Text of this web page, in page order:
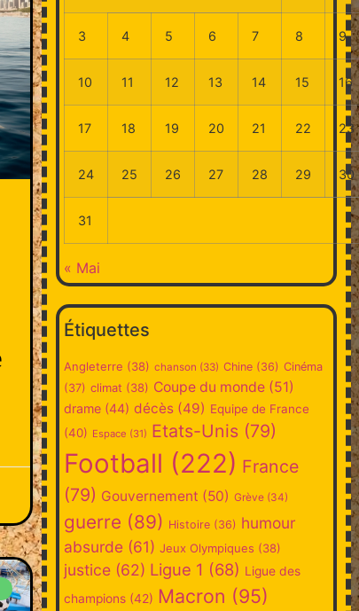
3 4 5 6 7 8 9
10 11 12 13 14 15 16
17 18 19 20 21 22 23
24 25 26 27 28 29 30
31
« Mai
Étiquettes
Angleterre (38) chanson (33) Chine(36) Cinéma
(37) climat (38) Coupe du monde(51)
drame(44) décès(49) Equipe de France
(40) Espace (31) Etats-Unis(79)
Football (222) France
(79) Gouvernement (50) Grève(34)
guerre (89) Histoire(36) humour
absurde (61) Jeux Olympiques (38)
justice(62) Ligue 1 (68) Ligue des
champions(42) Macron (95)